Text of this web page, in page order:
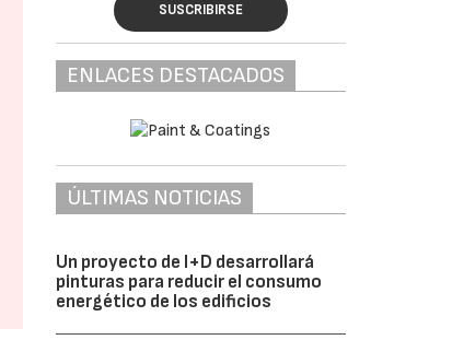
SUSCRIBIRSE
ENLACES DESTACADOS
ÚLTIMAS NOTICIAS
Un proyecto de I+D desarrollará
pinturas para reducir el consumo
energético de los edificios